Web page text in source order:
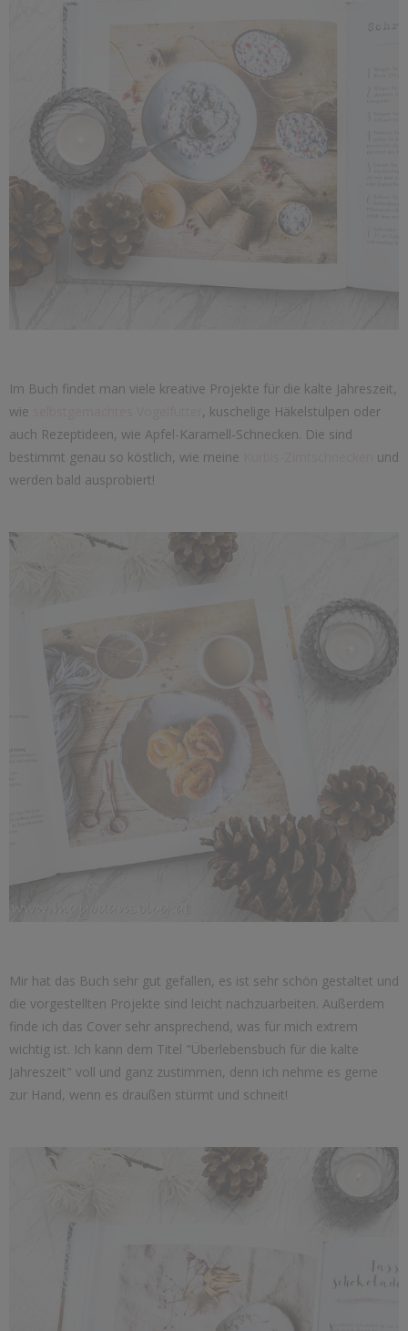
Im Buch findet man viele kreative Projekte für die kalte Jahreszeit,
wie
, kuschelige Häkelstulpen oder
auch Rezeptideen, wie Apfel-Karamell-Schnecken. Die sind
bestimmt genau so köstlich, wie meine
und
werden bald ausprobiert!
Mir hat das Buch sehr gut gefallen, es ist sehr schön gestaltet und
die vorgestellten Projekte sind leicht nachzuarbeiten. Außerdem
finde ich das Cover sehr ansprechend, was für mich extrem
wichtig ist. Ich kann dem Titel "Überlebensbuch für die kalte
Jahreszeit" voll und ganz zustimmen, denn ich nehme es gerne
zur Hand, wenn es draußen stürmt und schneit!